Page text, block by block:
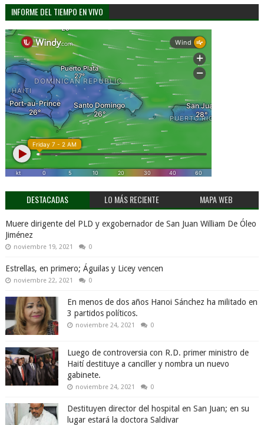
INFORME DEL TIEMPO EN VIVO
DESTACADAS LO MÁS RECIENTE MAPA WEB
Muere dirigente del PLD y exgobernador de San Juan William De Óleo
Jiménez
noviembre 19, 2021 0
Estrellas, en primero; Águilas y Licey vencen
noviembre 22, 2021 0
En menos de dos años Hanoi Sánchez ha militado en
3 partidos políticos.
noviembre 24, 2021 0
Luego de controversia con R.D. primer ministro de
Haití destituye a canciller y nombra un nuevo
gabinete.
noviembre 24, 2021 0
Destituyen director del hospital en San Juan; en su
lugar estará la doctora Saldivar